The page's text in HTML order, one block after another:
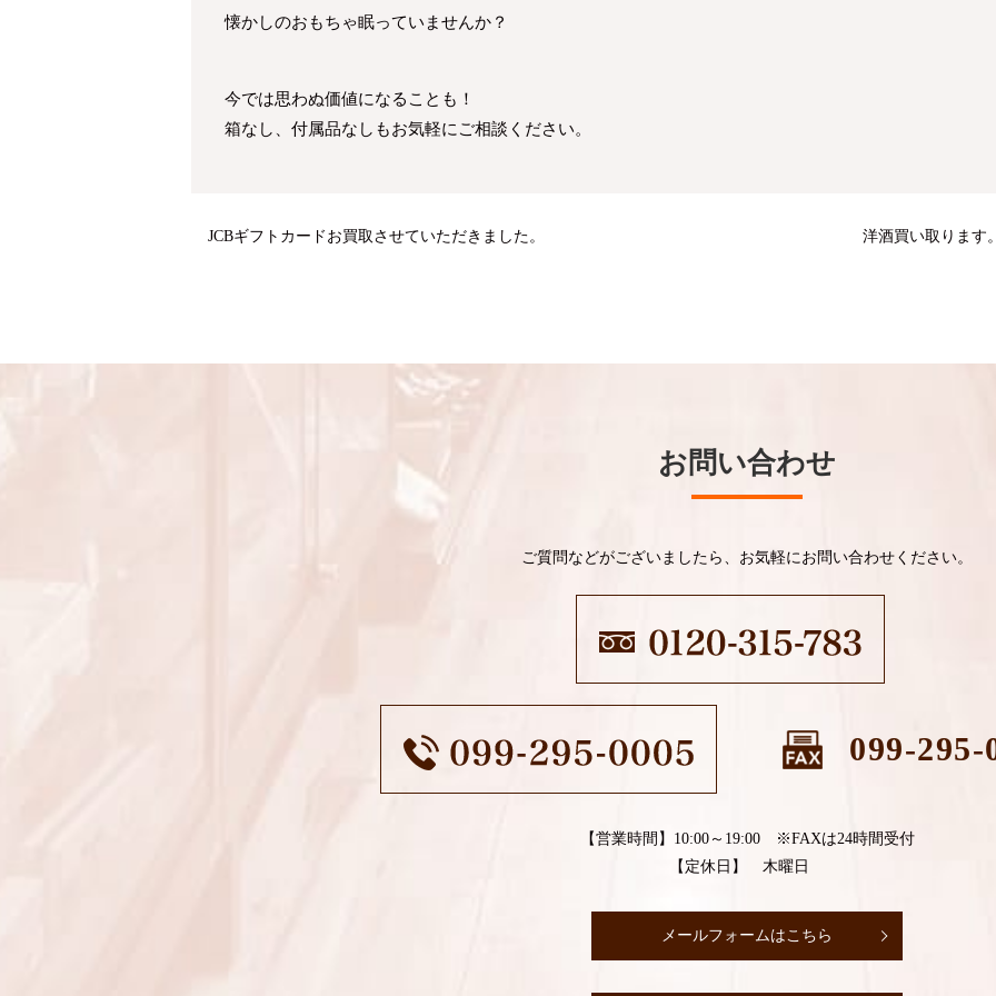
懐かしのおもちゃ眠っていませんか？
今では思わぬ価値になることも！
箱なし、付属品なしもお気軽にご相談ください。
JCBギフトカードお買取させていただきました。 洋酒買い取ります
お問い合わせ
ご質問などがございましたら、お気軽にお問い合わせください。
099-295-
【営業時間】10:00～19:00 ※FAXは24時間受付
【定休日】 木曜日
メールフォームはこちら